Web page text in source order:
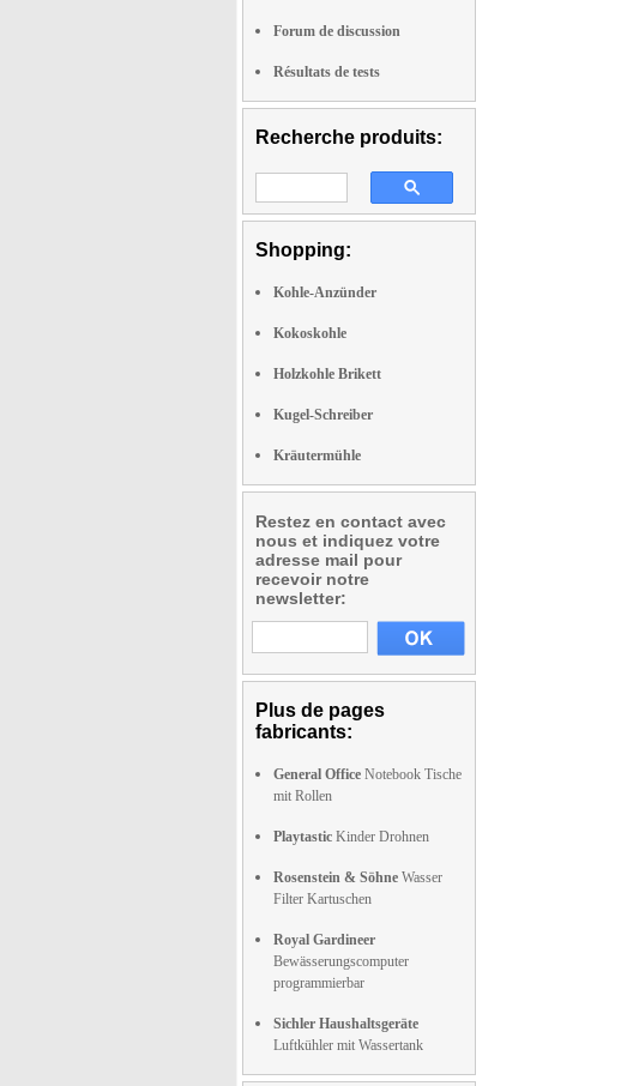
Forum de discussion
Résultats de tests
Recherche produits:
Shopping:
Kohle-Anzünder
Kokoskohle
Holzkohle Brikett
Kugel-Schreiber
Kräutermühle
Restez en contact avec
nous et indiquez votre
adresse mail pour
recevoir notre
newsletter:
Plus de pages
fabricants:
General Office Notebook Tische
mit Rollen
Playtastic Kinder Drohnen
Rosenstein & Söhne Wasser
Filter Kartuschen
Royal Gardineer
Bewässerungscomputer
programmierbar
Sichler Haushaltsgeräte
Luftkühler mit Wassertank